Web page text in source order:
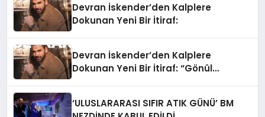
Devran İskender’den Kalplere
Dokunan Yeni Bir İtiraf:
Devran İskender’den Kalplere
Dokunan Yeni Bir İtiraf: “Gönül
‘ULUSLARARASI SIFIR ATIK GÜNÜ’ BM